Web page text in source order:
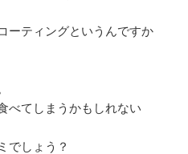
ーティングというんですか
べてしまうかもしれない
でしょう？